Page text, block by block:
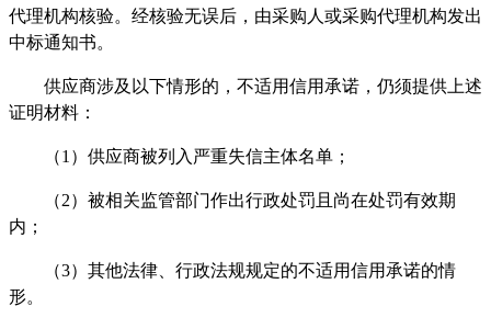
代理机构核验。经核验无误后，由采购人或采购代理机构发出
中标通知书。
供应商涉及以下情形的，不适用信用承诺，仍须提供上述
证明材料：
（1） 供应商被列入严重失信主体名单；
（2）被相关监管部门作出行政处罚且尚在处罚有效期
内；
（3）其他法律、行政法规规定的不适用信用承诺的情
形。